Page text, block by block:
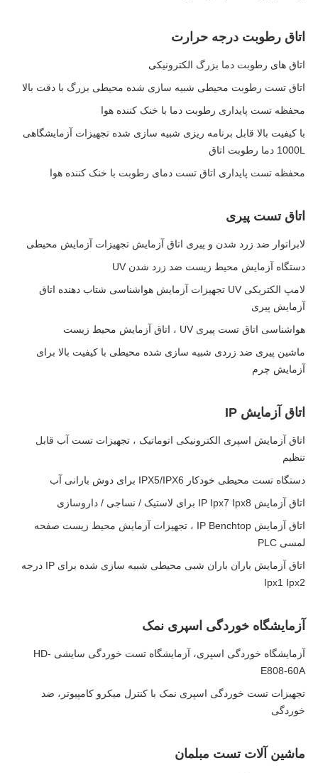
اتاق رطوبت درجه حرارت
اتاق های رطوبت دما بزرگ الکترونیکی
اتاق تست رطوبت محیطی شبیه سازی شده محیطی بزرگ با دقت بالا
محفظه تست پایداری رطوبت دما با خنک کننده هوا
با کیفیت بالا قابل برنامه ریزی شبیه سازی شده تجهیزات آزمایشگاهی
1000L دما رطوبت اتاق
محفظه تست پایداری اتاق تست دمای رطوبت با خنک کننده هوا
اتاق تست پیری
لابراتوار ضد زرد شدن و پیری اتاق آزمایش تجهیزات آزمایش محیطی
دستگاه آزمایش محیط زیست ضد زرد شدن UV
لامپ الکتریکی UV تجهیزات آزمایش هواشناسی شتاب دهنده اتاق
آزمایش پیری
هواشناسی اتاق تست پیری UV ، اتاق آزمایش محیط زیست
ماشین پیری ضد زردی شبیه سازی شده محیطی با کیفیت بالا برای
آزمایش چرم
اتاق آزمایش IP
اتاق آزمایش اسپری الکترونیکی اتوماتیک ، تجهیزات تست آب قابل
تنظیم
دستگاه تست محیطی خودکار IPX5/IPX6 برای دوش بارانی آب
اتاق آزمایش IP Ipx7 Ipx8 برای لاستیک / نساجی / داروسازی
اتاق آزمایش IP Benchtop ، تجهیزات آزمایش محیط زیست صفحه
لمسی PLC
اتاق آزمایش باران باران شبی محیطی شبیه سازی شده برای IP درجه
Ipx1 Ipx2
آزمایشگاه خوردگی اسپری نمک
آزمایشگاه خوردگی اسپری، آزمایشگاه تست خوردگی سایشی HD-
E808-60A
تجهیزات تست خوردگی اسپری نمک با کنترل میکرو کامپیوتر، ضد
خوردگی
ماشین آلات تست مبلمان